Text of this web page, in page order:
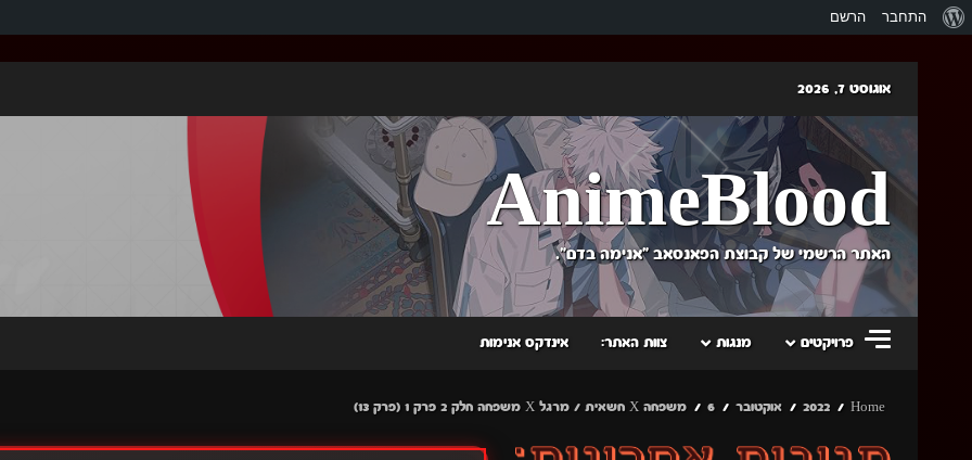
אודות
התחבר הרשם
content
אוגוסט 7, 2026
AnimeBlood
האתר הרשמי של קבוצת הפאנסאב "אנימה בדם".
פרויקטים מנגות צוות האתר: אינדקס אנימות
Home
2022 אוקטובר 6 משפחה X חשאית / מרגל X משפחה חלק 2 פרק 1 (פרק 13)